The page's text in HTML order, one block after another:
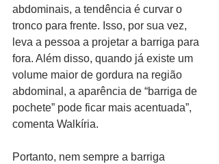
abdominais, a tendência é curvar o
tronco para frente. Isso, por sua vez,
leva a pessoa a projetar a barriga para
fora. Além disso, quando já existe um
volume maior de gordura na região
abdominal, a aparência de “barriga de
pochete” pode ficar mais acentuada”,
comenta Walkíria.
Portanto, nem sempre a barriga